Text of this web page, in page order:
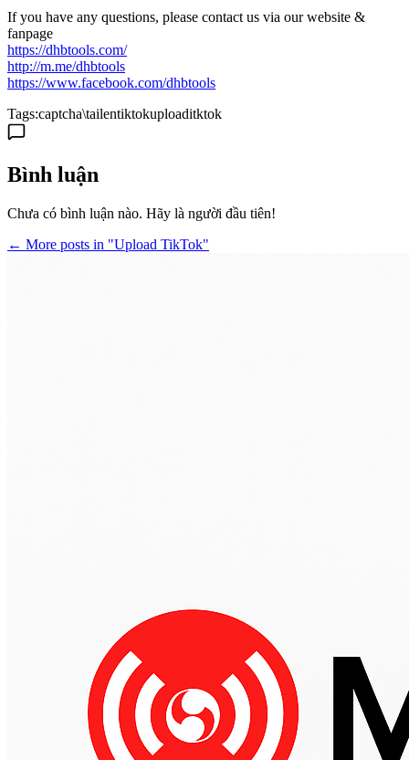
If you have any questions, please contact us via our website &
fanpage
https://dhbtools.com/
http://m.me/dhbtools
https://www.facebook.com/dhbtools
Tags:captcha\tailentiktokuploaditktok
Bình luận
Chưa có bình luận nào. Hãy là người đầu tiên!
← More posts in "Upload TikTok"